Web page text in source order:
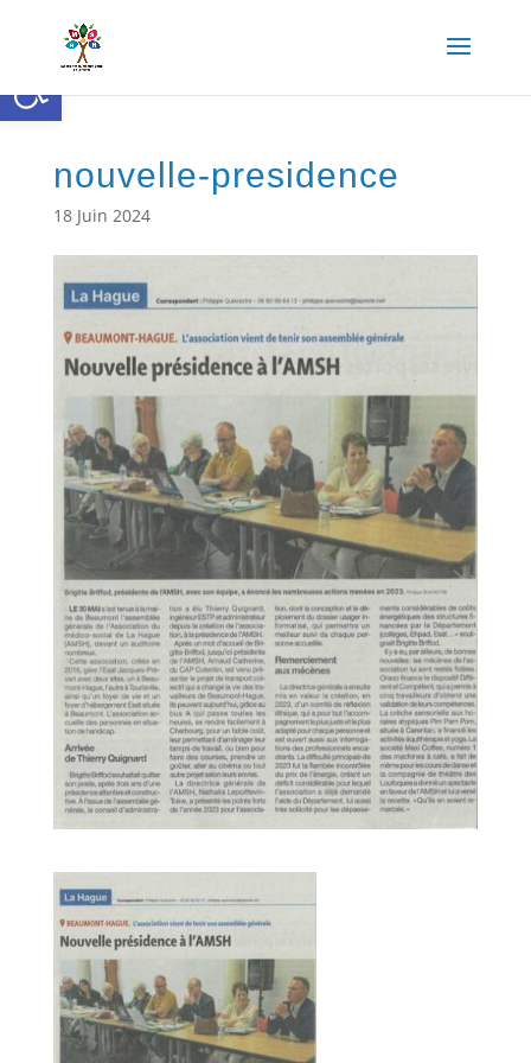
Ouvrir la barre d’outils
nouvelle-presidence
18 Juin 2024